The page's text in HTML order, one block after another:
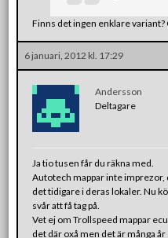
Finns det ingen enklare variant?
6 januari, 2012 kl. 17:29
Andersson
Deltagare
Ja tio tusen får du räkna med.
Autotech mappar inte imprezor,
det tidigare i deras lokaler. Nu
svår att få tag på.
Vet ej om Trollspeed mappar
det där oxå men det är många år